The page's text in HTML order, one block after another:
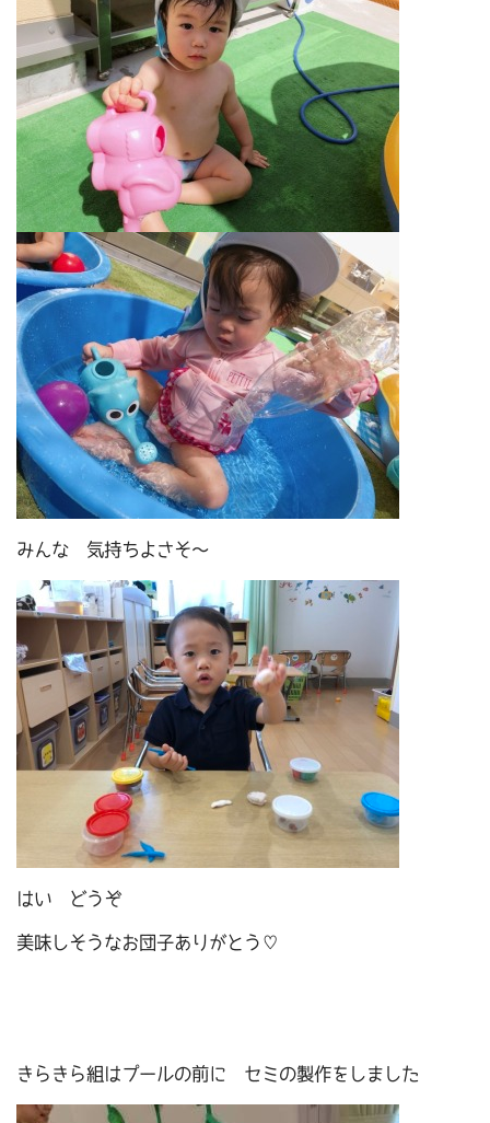
みんな 気持ちよさそ～
はい どうぞ
美味しそうなお団子ありがとう♡
きらきら組はプールの前に セミの製作をしました